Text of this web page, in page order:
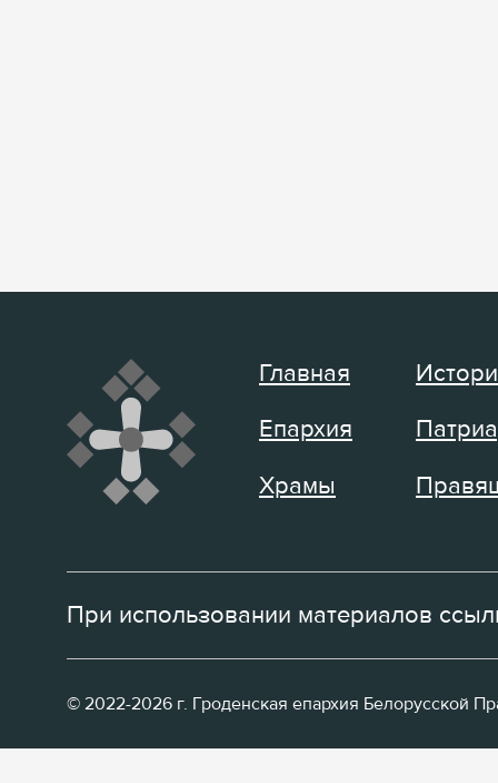
Главная
Епархия
Храмы
При использовании материалов
© 2022-2026 г. Гроденская епархия Белорусской